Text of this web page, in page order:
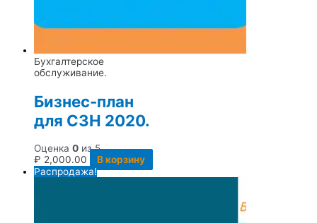
Бухгалтерское
обслуживание.
Бизнес-план
для СЗН 2020.
Оценка 0 из 5
₽ 2,000.00
В корзину
Распродажа!